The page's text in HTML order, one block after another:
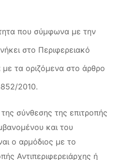
που σύμφωνα με την
στο Περιφερειακό
τα οριζόμενα στο άρθρο
2010.
σύνθεσης της επιτροπής
και του
ο αρμόδιος με το
Αντιπεριφερειάρχης ή